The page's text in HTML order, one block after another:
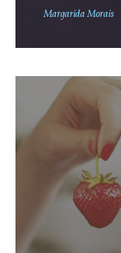
Margarida Morais